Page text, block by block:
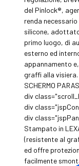
del Pinlock®,
renda
silicone,
primo luogo, di
esterno ed
appannamento
graffi alla visiera.
SCHERMO
div
div
div
Stampato in
(resistente al
ed offre
facilmente